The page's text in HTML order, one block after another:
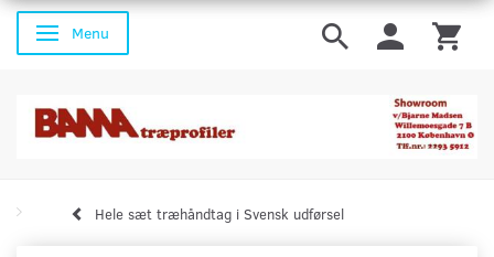
Skifte navigation
Menu
Hele sæt træhåndtag i Svensk udførsel